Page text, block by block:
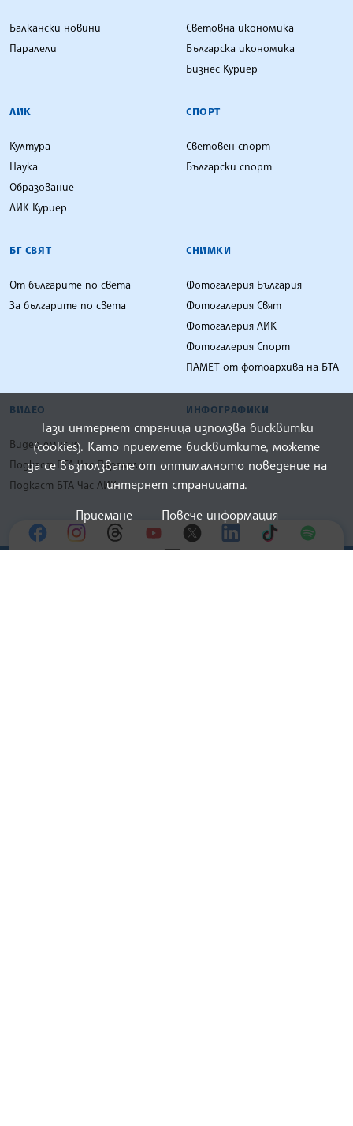
Балкански новини
Паралели
Световна икономика
Българска икономика
Бизнес Куриер
ЛИК
Култура
Наука
Образование
ЛИК Куриер
СПОРТ
Световен спорт
Български спорт
БГ СВЯТ
От българите по света
За българите по света
СНИМКИ
Фотогалерия България
Фотогалерия Свят
Фотогалерия ЛИК
Фотогалерия Спорт
ПАМЕТ от фотоархива на БТА
ВИДЕО
Видео емисия
Подкаст БТА Час Паралели
Подкаст БТА Час ЛИК
ИНФОГРАФИКИ
Тази интернет страница използва бисквитки
(cookies). Като приемете бисквитките, можете
да се възползвате от оптималното поведение на
интернет страницата.
Приемане
Повече информация